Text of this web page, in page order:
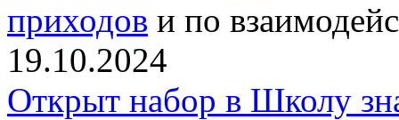
приходов и по
19.10.2024
Открыт набор в Школу